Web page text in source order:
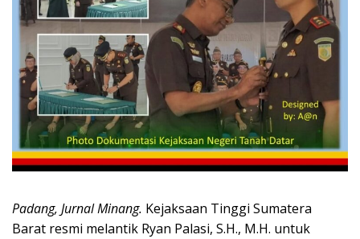
Padang, Jurnal Minang. Kejaksaan Tinggi Sumatera
Barat resmi melantik Ryan Palasi, S.H., M.H. untuk